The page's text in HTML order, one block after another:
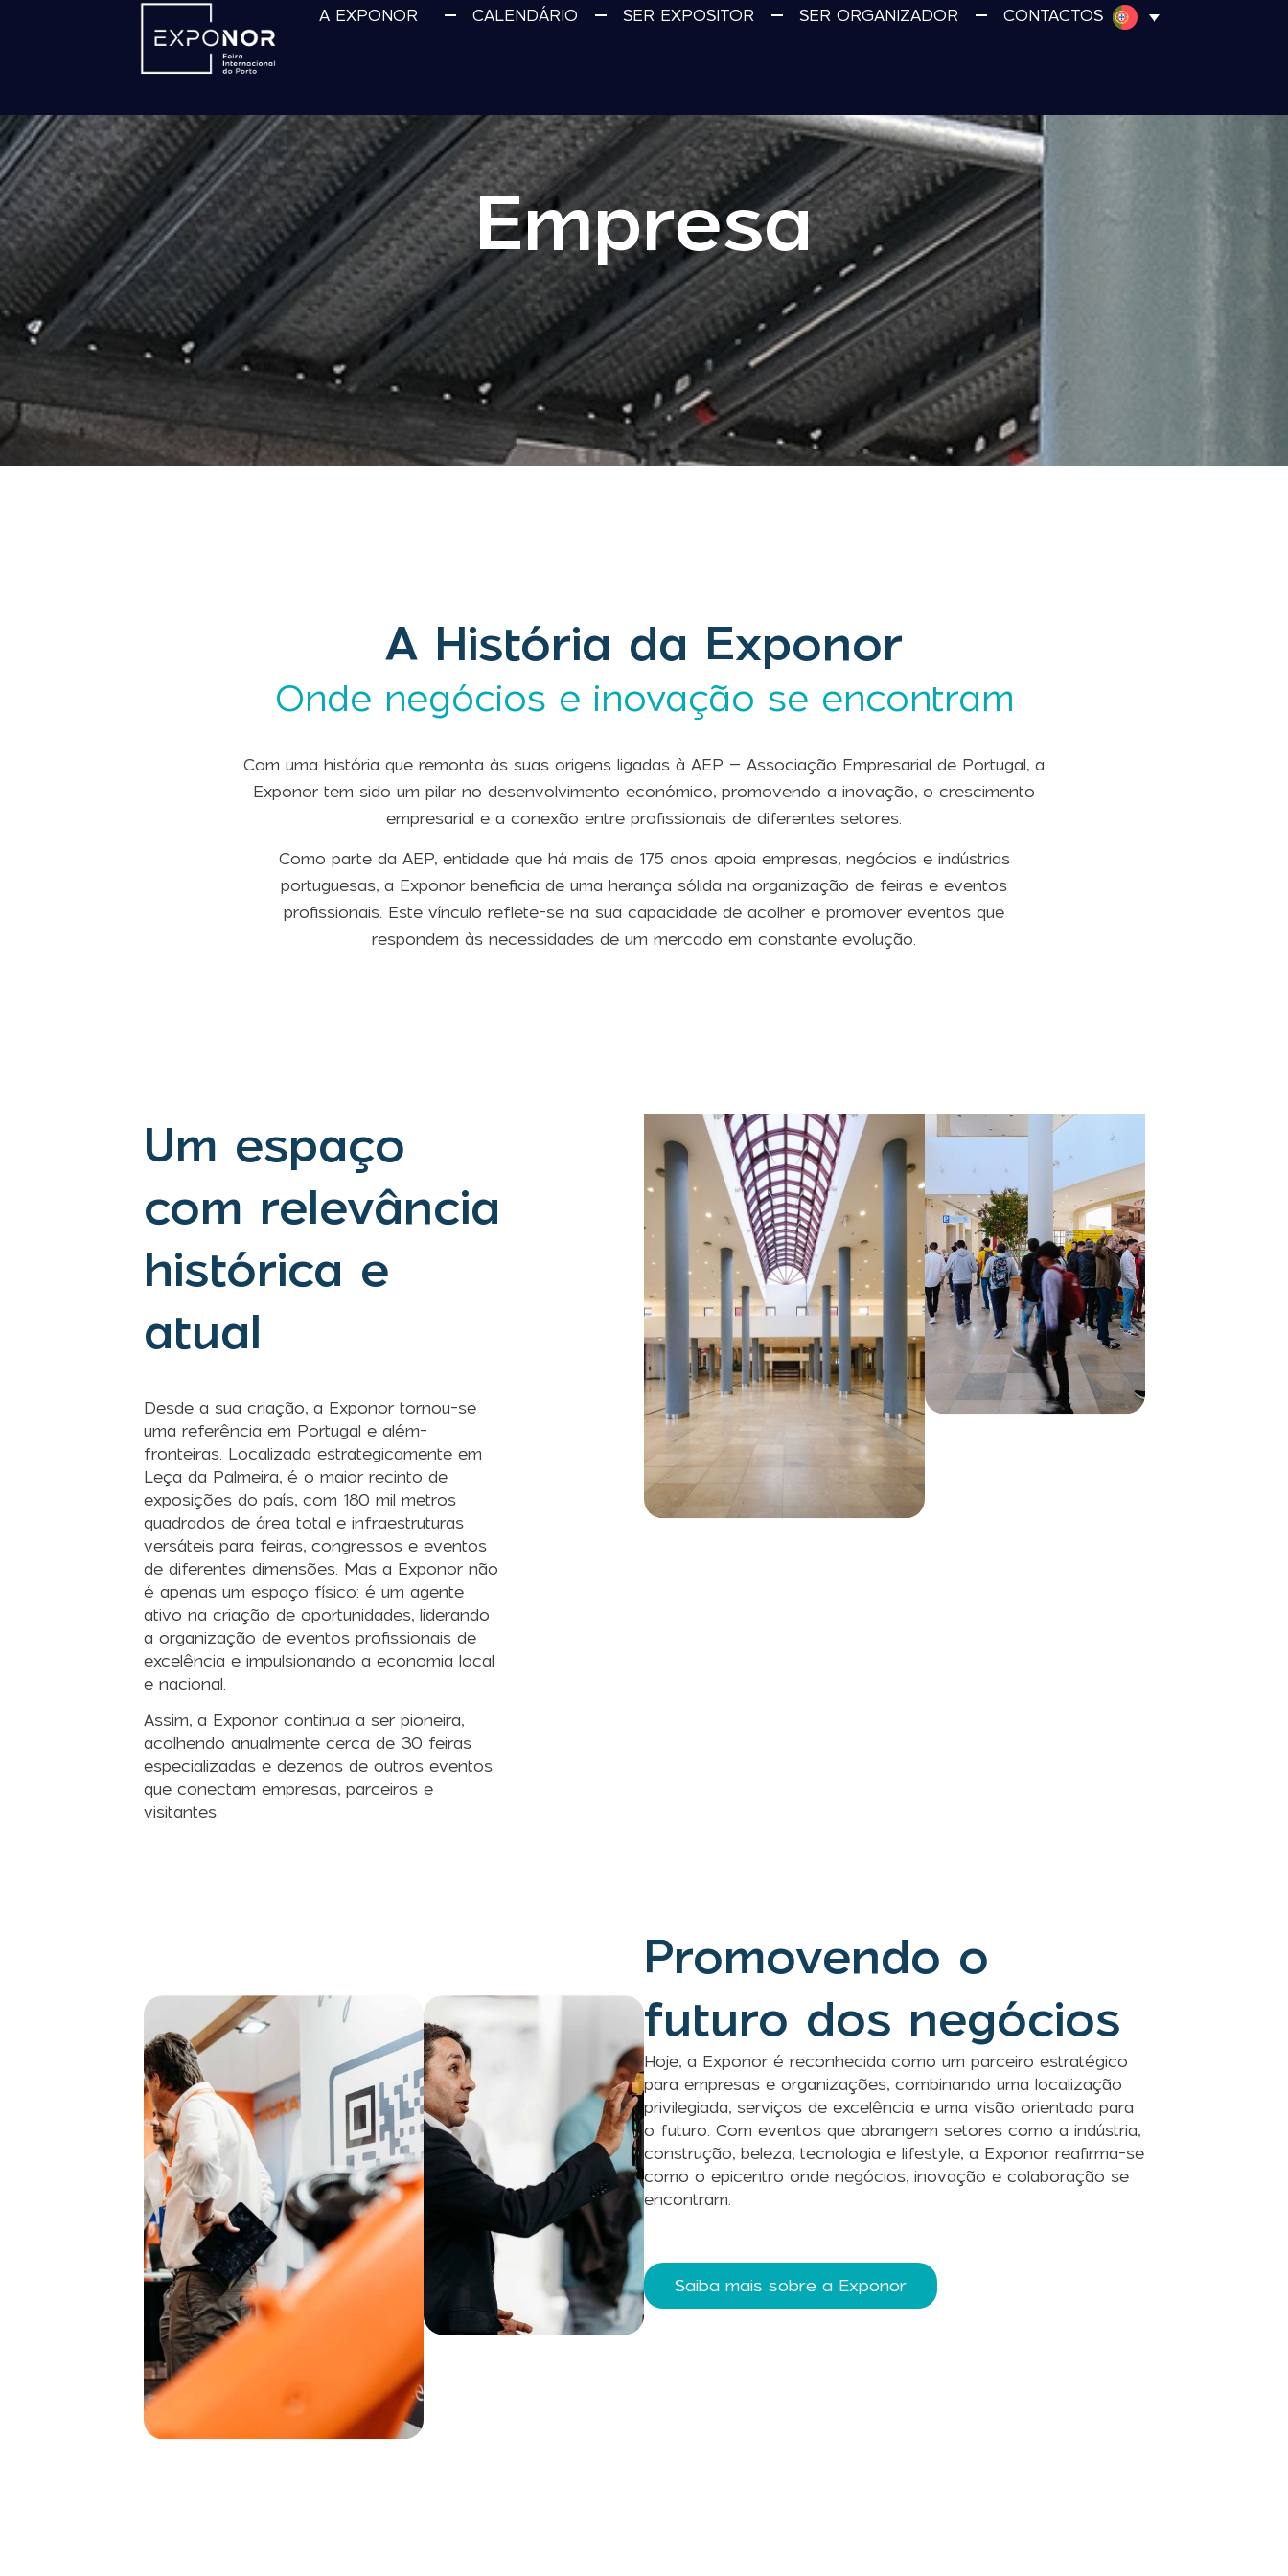
A EXPONOR CALENDÁRIO SER EXPOSITOR SER ORGANIZADOR CONTACTOS
Empresa
A História da Exponor
Onde negócios e inovação se encontram
Com uma história que remonta às suas origens ligadas à AEP – Associação Empresarial de Portugal, a
Exponor tem sido um pilar no desenvolvimento económico, promovendo a inovação, o crescimento
empresarial e a conexão entre profissionais de diferentes setores.
Como parte da AEP, entidade que há mais de 175 anos apoia empresas, negócios e indústrias
portuguesas, a Exponor beneficia de uma herança sólida na organização de feiras e eventos
profissionais. Este vínculo reflete-se na sua capacidade de acolher e promover eventos que
respondem às necessidades de um mercado em constante evolução.
Um espaço
com relevância
histórica e
atual
Desde a sua criação, a Exponor tornou-se
uma referência em Portugal e além-
fronteiras. Localizada estrategicamente em
Leça da Palmeira, é o maior recinto de
exposições do país, com 180 mil metros
quadrados de área total e infraestruturas
versáteis para feiras, congressos e eventos
de diferentes dimensões. Mas a Exponor não
é apenas um espaço físico: é um agente
ativo na criação de oportunidades, liderando
a organização de eventos profissionais de
excelência e impulsionando a economia local
e nacional.
Assim, a Exponor continua a ser pioneira,
acolhendo anualmente cerca de 30 feiras
especializadas e dezenas de outros eventos
que conectam empresas, parceiros e
visitantes.
Promovendo o
futuro dos negócios
Hoje, a Exponor é reconhecida como um parceiro estratégico
para empresas e organizações, combinando uma localização
privilegiada, serviços de excelência e uma visão orientada para
o futuro. Com eventos que abrangem setores como a indústria,
construção, beleza, tecnologia e lifestyle, a Exponor reafirma-se
como o epicentro onde negócios, inovação e colaboração se
encontram.
Saiba mais sobre a Exponor